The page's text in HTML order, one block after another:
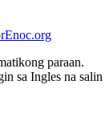
paraan.
sa Ingles na salin